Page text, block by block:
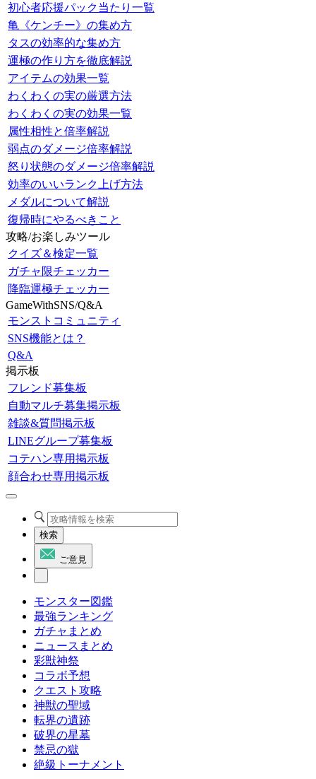
初心者応援パック当たり一覧
亀《ケンチー》の集め方
タスの効率的な集め方
運極の作り方を徹底解説
アイテムの効果一覧
わくわくの実の厳選方法
わくわくの実の効果一覧
属性相性と倍率解説
弱点のダメージ倍率解説
怒り状態のダメージ倍率解説
効率のいいランク上げ方法
メダルについて解説
復帰時にやるべきこと
攻略/お楽しみツール
クイズ＆検定一覧
ガチャ限チェッカー
降臨運極チェッカー
GameWithSNS/Q&A
モンストコミュニティ
SNS機能とは？
Q&A
掲示板
フレンド募集板
自動マルチ募集掲示板
雑談&質問掲示板
LINEグループ募集板
コテハン専用掲示板
顔合わせ専用掲示板
検索
ご意見
モンスター図鑑
最強ランキング
ガチャまとめ
ニュースまとめ
彩獣神祭
コラボ予想
クエスト攻略
神獣の聖域
転界の遺跡
破界の星墓
禁忌の獄
絶級トーナメント